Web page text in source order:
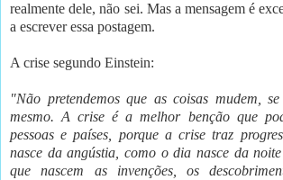
realmente dele, não sei. Mas a mensagem é
a escrever essa postagem.
A crise segundo Einstein:
"Não pretendemos que as coisas mudem,
mesmo. A crise é a melhor benção que
pessoas e países, porque a crise traz
nasce da angústia, como o dia nasce da
que nascem as invenções, os